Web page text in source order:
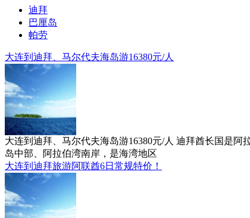
迪拜
巴厘岛
帕劳
大连到迪拜、马尔代夫海岛游16380元/人
大连到迪拜、马尔代夫海岛游16380元/人 迪拜酋长国是
岛中部、阿拉伯湾南岸，是海湾地区
大连到迪拜旅游阿联酋6日常规特价！